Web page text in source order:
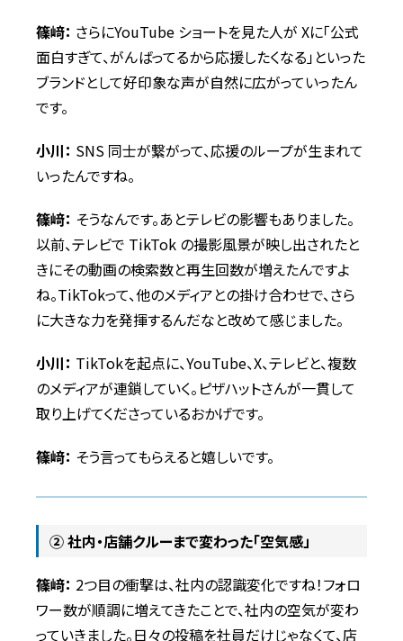
篠﨑： さらにYouTube ショートを見た人が Xに「公式
面白すぎて、がんばってるから応援したくなる」といった
ブランドとして好印象な声が自然に広がっていったん
です。
小川： SNS 同士が繋がって、応援のループが生まれて
いったんですね。
篠﨑： そうなんです。あとテレビの影響もありました。
以前、テレビで TikTok の撮影風景が映し出されたと
きにその動画の検索数と再生回数が増えたんですよ
ね。TikTokって、他のメディアとの掛け合わせで、さら
に大きな力を発揮するんだなと改めて感じました。
小川： TikTokを起点に、YouTube、X、テレビと、複数
のメディアが連鎖していく。 ピザハットさんが一貫して
取り上げてくださっているおかげです。
篠﨑： そう言ってもらえると嬉しいです。
② 社内・店舗クルーまで変わった「空気感」
篠﨑： 2つ目の衝撃は、社内の認識変化ですね！フォロ
ワー数が順調に増えてきたことで、社内の空気が変わ
っていきました。日々の投稿を社員だけじゃなくて、店